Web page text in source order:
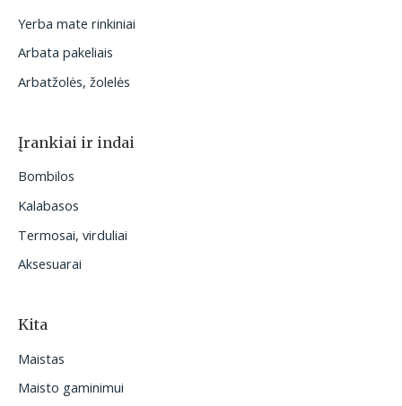
Yerba mate rinkiniai
Arbata pakeliais
Arbatžolės, žolelės
Įrankiai ir indai
Bombilos
Kalabasos
Termosai, virduliai
Aksesuarai
Kita
Maistas
Maisto gaminimui